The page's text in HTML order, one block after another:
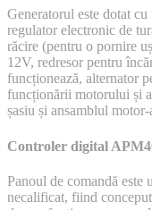
Generatorul este dotat
regulator electronic de
răcire (pentru o pornire
12V, redresor pentru
funcționează, alternator
funcționării motorului și
șasiu și ansamblul motor-
Controler digital
Panoul de comandă este
necalificat, fiind